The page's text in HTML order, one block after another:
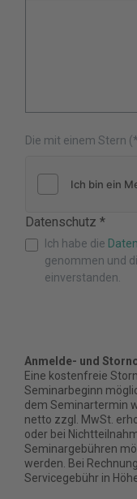
Die mit einem Stern
Datenschutz *
Ich habe die
genommen und
einverstanden.
Anmelde- und
Eine kostenfreie
Seminarbeginn
dem Seminartermin
netto zzgl. MwSt.
oder bei
Seminargebühren
werden. Bei
Servicegebühr in